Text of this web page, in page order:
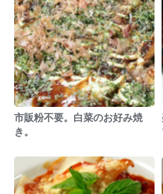
市販粉不要。白菜のお好み焼
き。